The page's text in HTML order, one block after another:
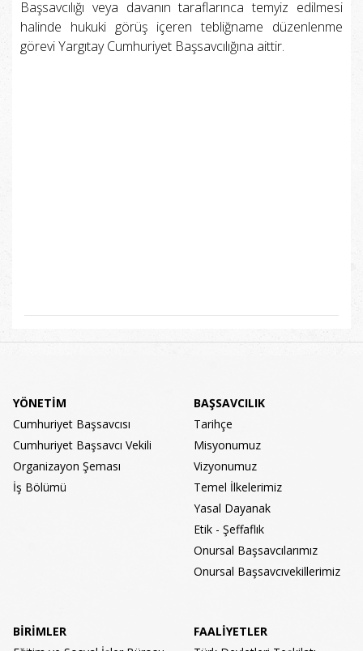
Başsavcılığı veya davanın taraflarınca temyiz edilmesi
halinde hukuki görüş içeren tebliğname düzenlenme
görevi Yargıtay Cumhuriyet Başsavcılığına aittir.
YÖNETİM
Cumhuriyet Başsavcısı
Cumhuriyet Başsavcı Vekili
Organizayon Şeması
İş Bölümü
BAŞSAVCILIK
Tarihçe
Misyonumuz
Vizyonumuz
Temel İlkelerimiz
Yasal Dayanak
Etik - Şeffaflık
Onursal Başsavcılarımız
Onursal Başsavcıvekillerimiz
BİRİMLER
FAALİYETLER